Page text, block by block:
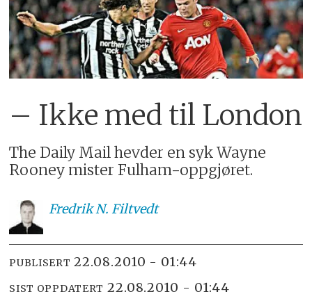
– Ikke med til London
The Daily Mail hevder en syk Wayne
Rooney mister Fulham-oppgjøret.
FredrikN. Filtvedt
PUBLISERT 22.08.2010 - 01:44
SIST OPPDATERT 22.08.2010 - 01:44